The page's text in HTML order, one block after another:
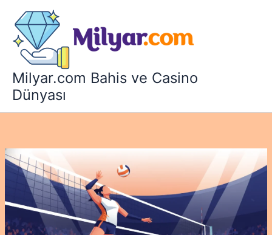
Milyar.com Bahis ve Casino
Dünyası